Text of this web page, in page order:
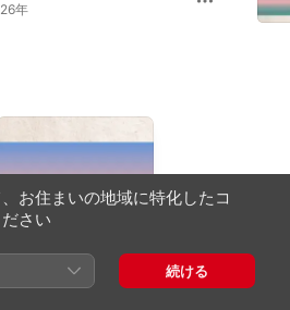
年
travel - EP
お住まいの地域に特化したコ
さい
続ける